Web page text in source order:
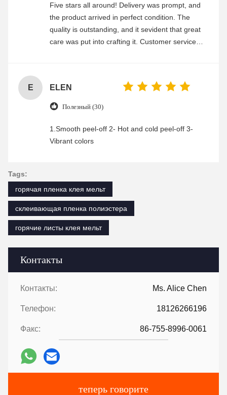
Контакты
Контакты: Ms. Alice Chen
Телефон: 18126266196
Факс: 86-755-8996-0061
теперь говорите
Five stars all around! Delivery was prompt, and
the product arrived in perfect condition. The
quality is outstanding, and it sevident that great
care was put into crafting it. Customer service
E ELEN
Полезный (30)
1.Smooth peel-off 2- Hot and cold peel-off 3-
Vibrant colors
Tags:
горячая пленка клея мельт
склеивающая пленка полиэстера
горячие листы клея мельт